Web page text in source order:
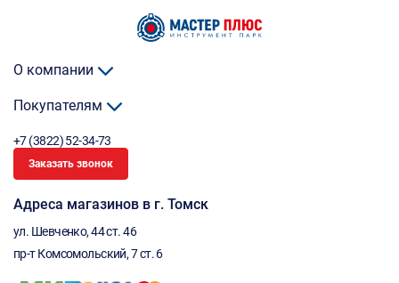
О компании
Покупателям
+7 (3822) 52-34-73
Заказать звонок
Адреса магазинов в г. Томск
ул. Шевченко, 44 ст. 46
пр-т Комсомольский, 7 ст. 6